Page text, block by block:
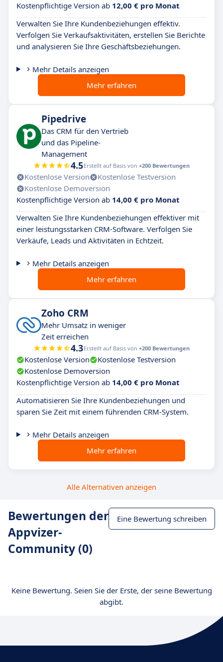
Kostenpflichtige Version ab 12,00 € pro Monat
Verwalten Sie Ihre Kundenbeziehungen effektiv.
Verfolgen Sie Verkaufsaktivitäten, erstellen Sie Berichte
und analysieren Sie Ihre Geschäftsbeziehungen.
Mehr Details anzeigen
Mehr erfahren
Pipedrive
Das CRM für den Vertrieb
und das Pipeline-
Management
4.5Erstellt auf Basis von +200 Bewertungen
Kostenlose Version
Kostenlose Testversion
Kostenlose Demoversion
Kostenpflichtige Version ab 14,00 € pro Monat
Verwalten Sie Ihre Kundenbeziehungen effektiver mit
einer leistungsstarken CRM-Software. Verfolgen Sie
Verkäufe, Leads und Aktivitäten in Echtzeit.
Mehr Details anzeigen
Mehr erfahren
Zoho CRM
Mehr Umsatz in weniger
Zeit erreichen
4.3Erstellt auf Basis von +200 Bewertungen
Kostenlose Version
Kostenlose Testversion
Kostenlose Demoversion
Kostenpflichtige Version ab 14,00 € pro Monat
Automatisieren Sie Ihre Kundenbeziehungen und
sparen Sie Zeit mit einem führenden CRM-System.
Mehr Details anzeigen
Mehr erfahren
Alle Alternativen anzeigen
Bewertungen der
Appvizer-
Community (0)
Eine Bewertung schreiben
Keine Bewertung. Seien Sie der Erste, der seine Bewertung
abgibt.